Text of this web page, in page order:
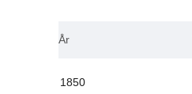
År
1850